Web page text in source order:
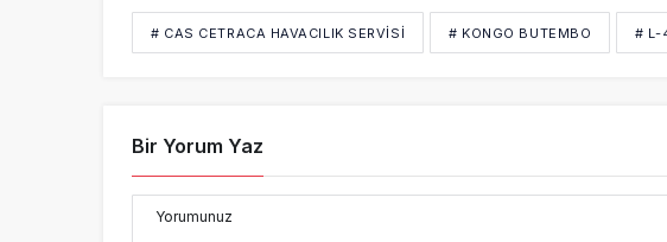
# CAS CETRACA HAVACILIK SERVISI # KONGO BUTEMBO # L-
Bir Yorum Yaz
Yorumunuz